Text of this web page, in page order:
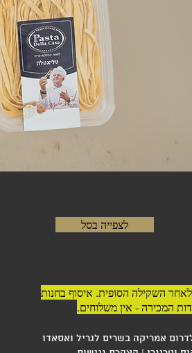
לצפייה בסל
השקילה הסופית. איסוף בחנות
המכירה - אין משלוחים.